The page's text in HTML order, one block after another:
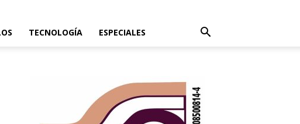
TECNOLOGÍA ESPECIALES